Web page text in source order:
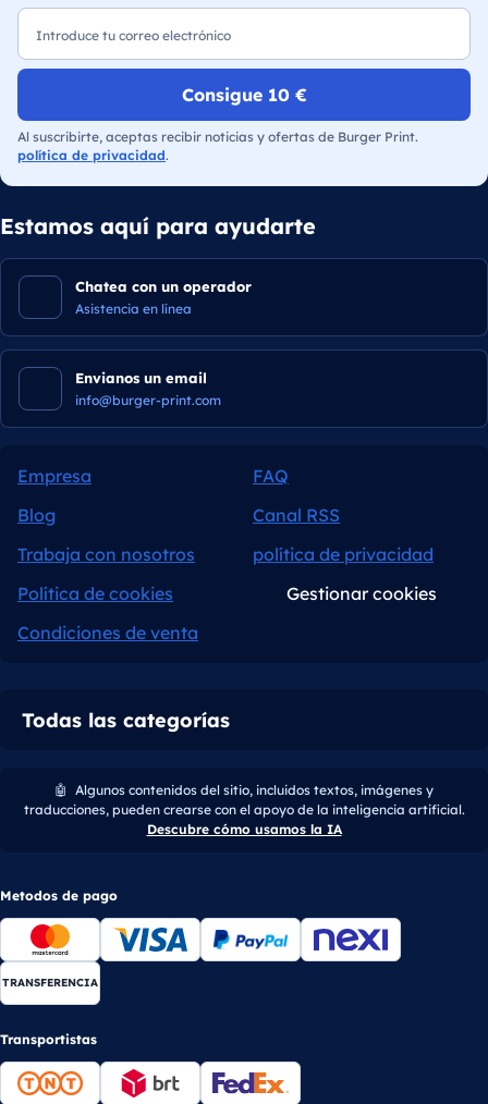
Consigue 10 €
Al suscribirte, aceptas recibir noticias y ofertas de Burger Print.
política de privacidad.
Estamos aquí para ayudarte
Chatea con un operador
Asistencia en línea
Envianos un email
info@burger-print.com
Empresa
FAQ
Blog
Canal RSS
Trabaja con nosotros
política de privacidad
Política de cookies
Gestionar cookies
Condiciones de venta
Todas las categorías
🤖 Algunos contenidos del sitio, incluidos textos, imágenes y
traducciones, pueden crearse con el apoyo de la inteligencia artificial.
Descubre cómo usamos la IA
Metodos de pago
TRANSFERENCIA
Transportistas